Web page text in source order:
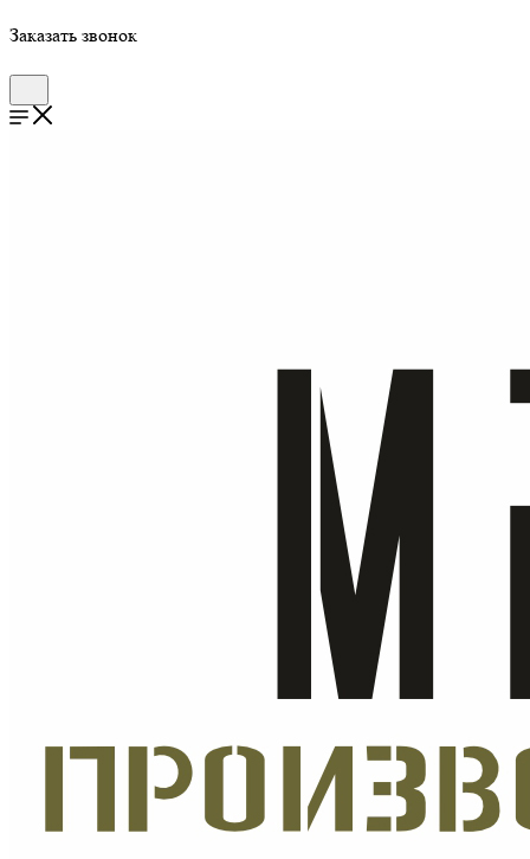
Заказать звонок